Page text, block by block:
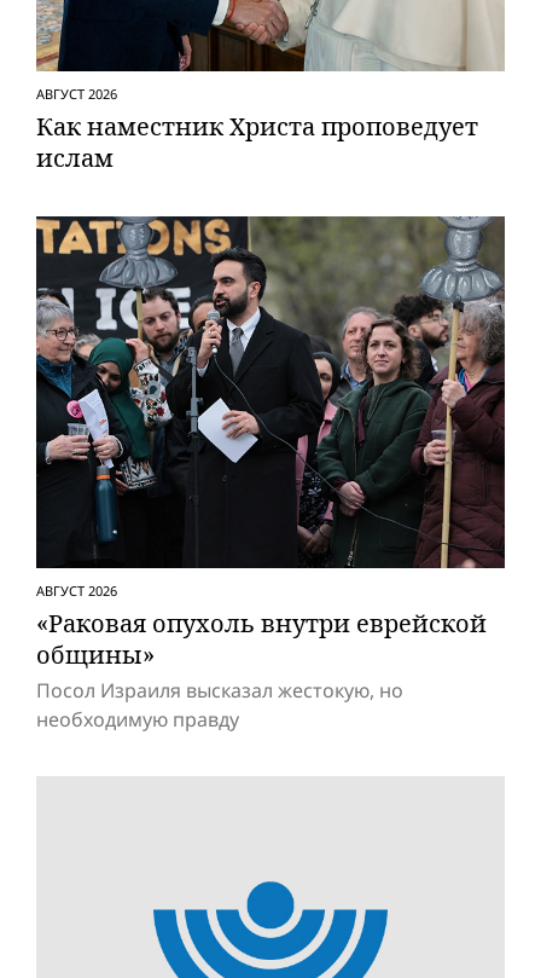
АВГУСТ 2026
Как наместник Христа проповедует
ислам
АВГУСТ 2026
«Раковая опухоль внутри еврейской
общины»
Посол Израиля высказал жестокую, но
необходимую правду